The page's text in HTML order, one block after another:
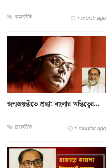
রাজনীতি 1 month ago
জন্মজয়ন্তীতে শ্রদ্ধা: বাংলার অন্তিত্বের...
রাজনীতি 2 months ago